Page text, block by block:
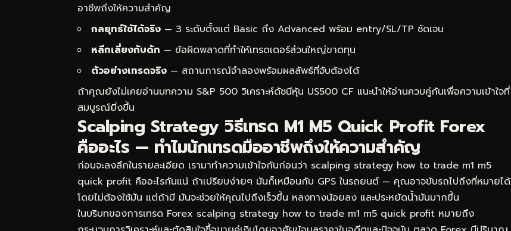
อาชีพถึงให้ความสำคัญ
กลยุทธ์ใช้ได้จริง — 3 ระดับตั้งแต่ Basic ถึง Advanced พร้อม entry/SL/TP ชัดเจน
หลีกเลี่ยงกับดัก — ข้อผิดพลาดที่ทำให้เทรดเดอร์ส่วนใหญ่ขาดทุน
ตัวอย่างเทรดจริง — สถานการณ์จำลองพร้อมผลลัพธ์ที่จับต้องได้
ถ้าคุณยังไม่เคยอ่านบทความ S&P 500 วิเคราะห์ดัชนีหุ้น US500 CF แนะนำให้อ่านควบคู่กันเพื่อความเข้าใจที่
สมบูรณ์ยิ่งขึ้น
Scalping Strategy วิธีเทรด M1 M5 Quick Profit Forex
คืออะไร — ทำไมนักเทรดมืออาชีพถึงให้ความสำคัญ
ก่อนจะลงลึกในรายละเอียด เรามาทำความเข้าใจกันก่อนว่า scalping strategy how to trade m1 m5
quick profit คืออะไรกันแน่ ถ้าเปรียบง่ายๆ มันก็เหมือนกับ GPS ในรถยนต์ — คุณอาจขับรถไปถึงที่หมายได้
โดยไม่ต้องใช้มัน แต่ถ้ามี มันจะช่วยให้คุณไปถึงเร็วขึ้น หลงทางน้อยลง และประหยัดน้ำมันมากขึ้น
ในบริบทของการเทรด Forex scalping strategy how to trade m1 m5 quick profit หมายถึง